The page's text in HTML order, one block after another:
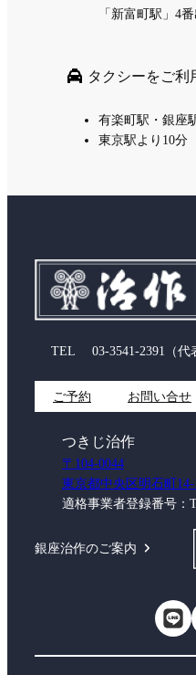
「新富町駅」4
タクシーをご利
有楽町駅・銀座
東京駅より10分
TEL 03-3541-2391 （代
ご予約 お問い合せ
つきじ治作
〒104-0044
東京都中央区明石町14-
適格事業者登録番号：
銀座治作のご案内